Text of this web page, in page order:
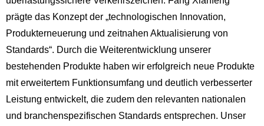
prägte das Konzept der „technologischen Innovation,
Produkterneuerung und zeitnahen Aktualisierung von
Standards“. Durch die Weiterentwicklung unserer
bestehenden Produkte haben wir erfolgreich neue Produkte
mit erweitertem Funktionsumfang und deutlich verbesserter
Leistung entwickelt, die zudem den relevanten nationalen
und branchenspezifischen Standards entsprechen. Unser